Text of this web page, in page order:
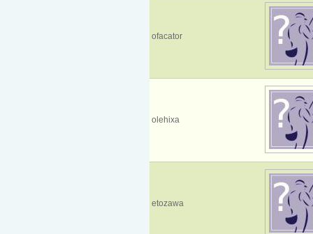
ofacator
olehixa
etozawa